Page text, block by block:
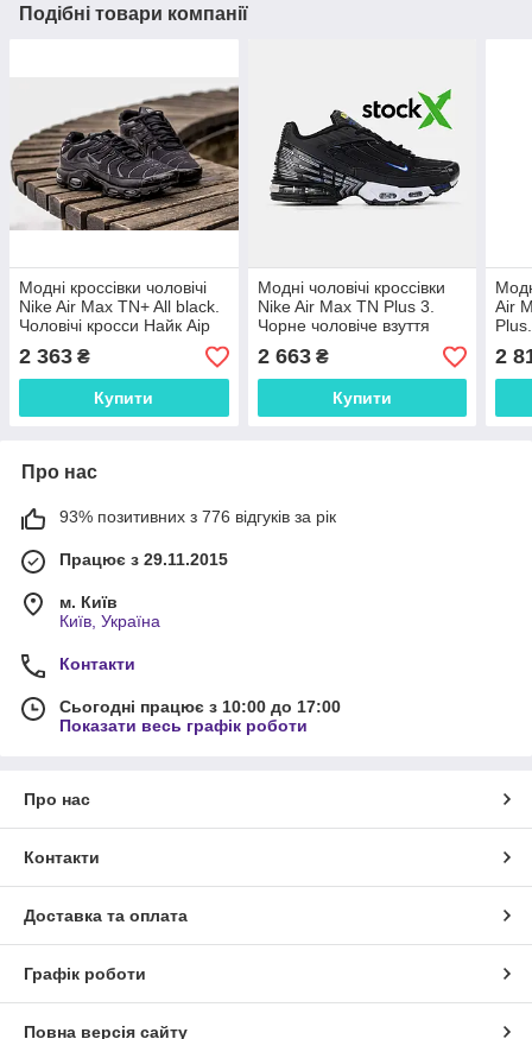
Подібні товари компанії
Модні кроссівки чоловічі
Nike Air Max TN+ All black.
Чоловічі кросси Найк Аір
Макс весна осінь.
2 363 ₴
Купити
Модні чоловічі кроссівки
Nike Air Max TN Plus 3.
Чорне чоловіче взуття
Найк Аір Макс весна осінь.
2 663₴
Купити
Air
2
Про нас
93% позитивних з 776 відгуків за рік
Працює з 29.11.2015
м. Київ
Київ, Україна
Контакти
Сьогодні працює з 10:00 до 17:00
Показати весь графік роботи
Про нас
Контакти
Доставка та оплата
Графік роботи
Повна версія сайту